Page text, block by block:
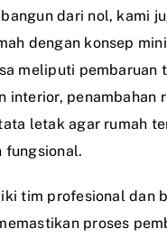
dari nol, kami
dengan konsep
meliputi pembaruan
interior, penambahan
letak agar rumah
fungsional.
tim profesional dan
proses